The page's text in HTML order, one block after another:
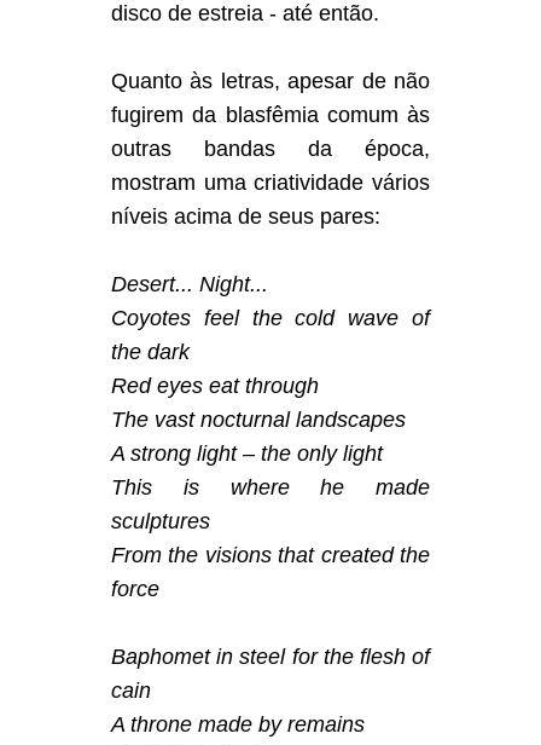
disco de estreia - até então.
Quanto às letras, apesar de não
fugirem da blasfêmia comum às
outras bandas da época,
mostram uma criatividade vários
níveis acima de seus pares:
Desert... Night...
Coyotes feel the cold wave of
the dark
Red eyes eat through
The vast nocturnal landscapes
A strong light – the only light
This is where he made
sculptures
From the visions that created the
force
Baphomet in steel for the flesh of
cain
A throne made by remains